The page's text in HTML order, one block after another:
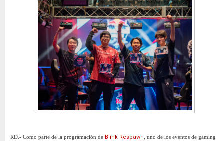
RD.- Como parte de la programación de Blink Respawn , uno de los eventos de gaming